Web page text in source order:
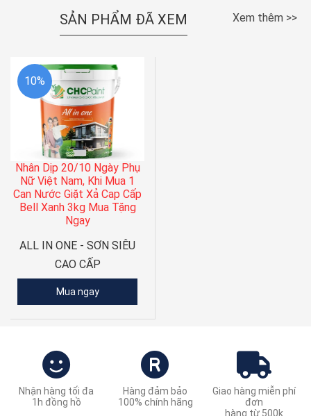
SẢN PHẨM ĐÃ XEM Xem thêm >>
10%
Nhân Dịp 20/10 Ngày Phụ
Nữ Việt Nam, Khi Mua 1
Can Nước Giặt Xả Cap Cấp
Bell Xanh 3kg Mua Tặng
Ngay
ALL IN ONE - SƠN SIÊU
CAO CẤP
Mua ngay
Nhận hàng tối đa
1h đồng hồ
Hàng đảm bảo
100% chính hãng
Giao hàng miễn phí
đơn
hàng từ 500k